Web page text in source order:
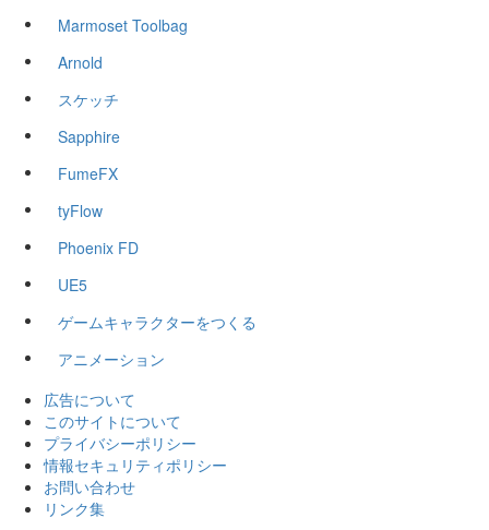
Marmoset Toolbag
Arnold
スケッチ
Sapphire
FumeFX
tyFlow
Phoenix FD
UE5
ゲームキャラクターをつくる
アニメーション
広告について
このサイトについて
プライバシーポリシー
情報セキュリティポリシー
お問い合わせ
リンク集